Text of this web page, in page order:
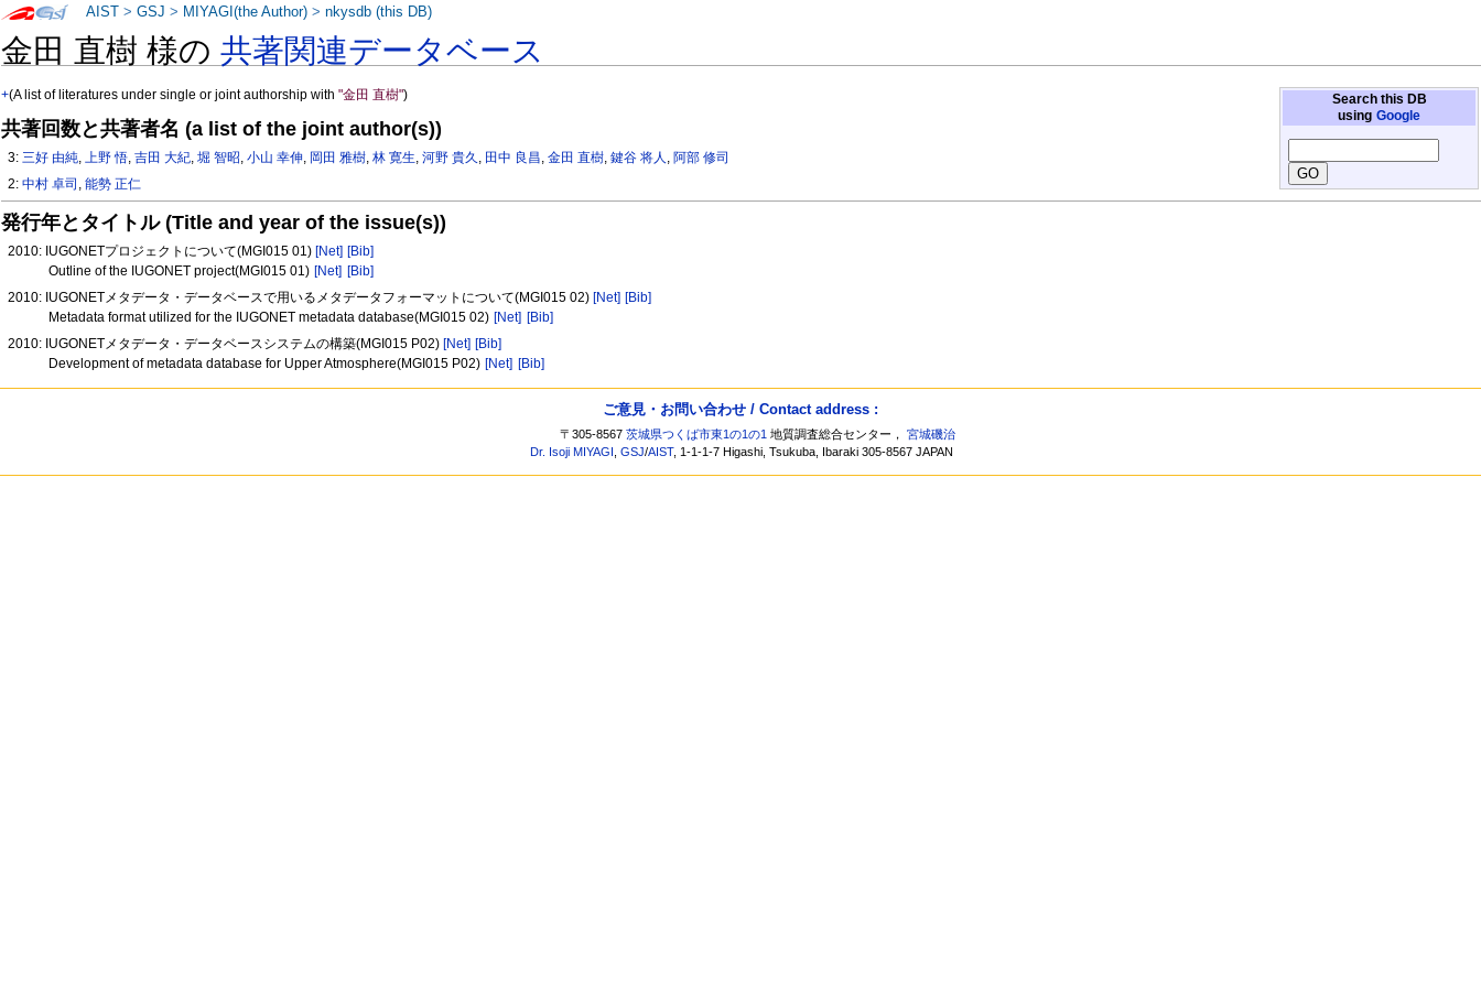
金田 直樹 様の共著関連データベース
Search this DB
using Google
+(A list of literatures under single or joint authorship with"金田 直樹")
共著回数と共著者名 (a list of the joint author(s))
3:三好 由純,上野 悟,吉田 大紀,堀 智昭,小山 幸伸, 岡田 雅樹,林 寛生,河野 貴久 , 田中 良昌,金田 直樹,鍵谷 将人 , 阿部 修司
2:中村 卓司 ,能勢 正仁
発行年とタイトル (Title and year of the issue(s))
2010: IUGONETプロジェクトについて(MGI015 01) [Net] [Bib]
Outline of the IUGONET project(MGI015 01) [Net] [Bib]
2010: IUGONETメタデータ・データベースで用いるメタデータフォーマットについて(MGI015 02) [Net] [Bib]
Metadata format utilized for the IUGONET metadata database(MGI015 02) [Net] [Bib]
2010: IUGONETメタデータ・データベースシステムの構築(MGI015 P02) [Net] [Bib]
Development of metadata database for Upper Atmosphere(MGI015 P02) [Net] [Bib]
AIST >GSJ > MIYAGI(the Author) >nkysdb (this DB)
ご意見・お問い合わせ / Contact address :
〒305-8567茨城県つくば市東1の1の1 地質調査総合センター，宮城磯治
Dr. Isoji MIYAGI ,GSJ/AIST, 1-1-1-7 Higashi, Tsukuba, Ibaraki 305-8567 JAPAN